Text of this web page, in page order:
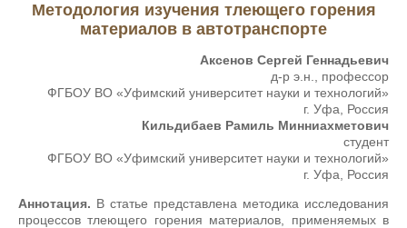
Методология изучения тлеющего горения
материалов в автотранспорте
Аксенов Сергей Геннадьевич
д-р э.н., профессор
ФГБОУ ВО «Уфимский университет науки и технологий»
г. Уфа, Россия
Кильдибаев Рамиль Минниахметович
студент
ФГБОУ ВО «Уфимский университет науки и технологий»
г. Уфа, Россия
Аннотация. В статье представлена методика исследования
процессов тлеющего горения материалов, применяемых в